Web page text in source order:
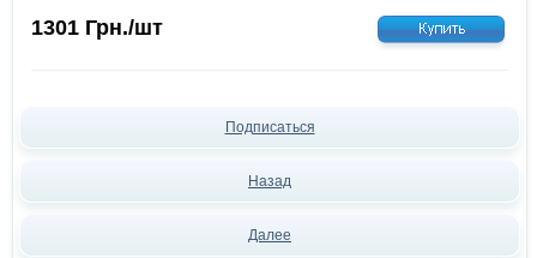
1301 Грн./шт
Подписаться
Назад
Далее